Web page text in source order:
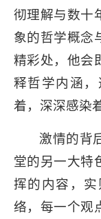
彻理解与数十
象的哲学概念
精彩处，他会
释哲学内涵
着，深深感染
激情的背
堂的另一大特
挥的内容，
络，每一个观